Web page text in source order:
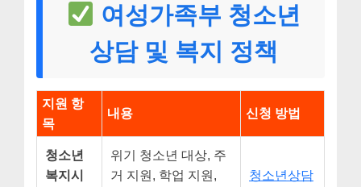
여성가족부 청소년
상담 및 복지 정책
지원 항
목
내용 신청 방법
청소년
복지시
위기 청소년 대상, 주
거 지원, 학업 지원,
청소년상담